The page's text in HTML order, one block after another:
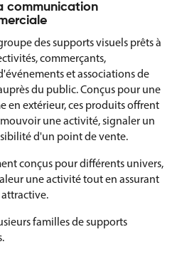
communication
des supports visuels prêts à
commerçants,
et associations de
du public. Conçus pour une
en extérieur, ces produits offrent
une activité, signaler un
d'un point de vente.
conçus pour différents univers,
une activité tout en assurant
familles de supports